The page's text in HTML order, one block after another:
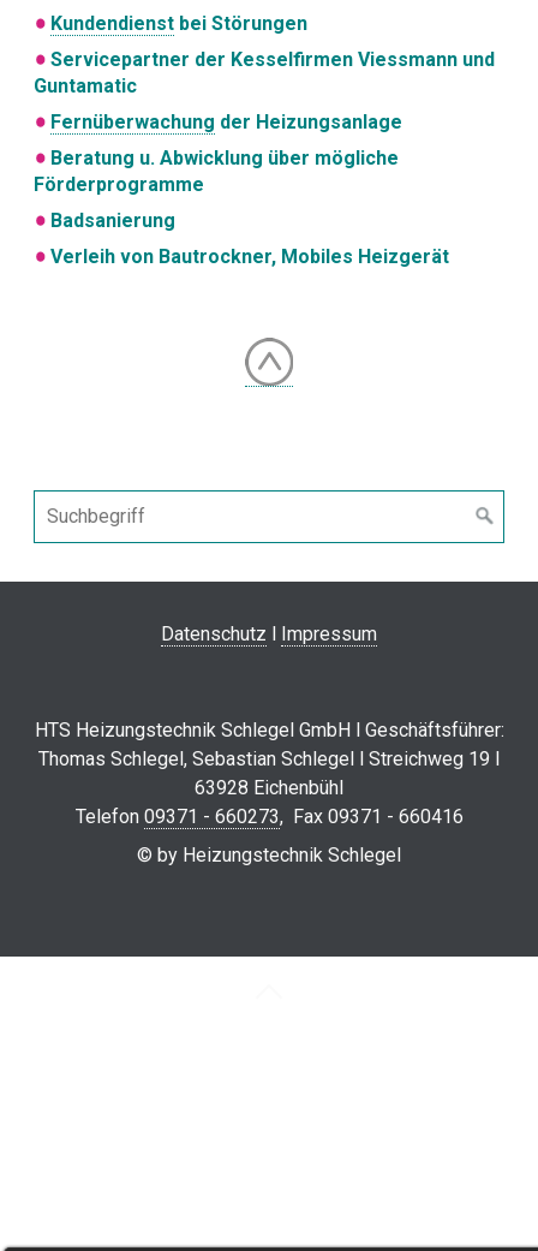
Kundendienst bei Störungen
Servicepartner der Kesselfirmen Viessmann und
Guntamatic
Fernüberwachung der Heizungsanlage
Beratung u. Abwicklung über mögliche
Förderprogramme
Badsanierung
Verleih von Bautrockner, Mobiles Heizgerät
Datenschutz l Impressum
HTS Heizungstechnik Schlegel GmbH l Geschäftsführer:
Thomas Schlegel, Sebastian Schlegel l Streichweg 19 l
63928 Eichenbühl
Telefon 09371 - 660273, Fax 09371 - 660416
© by Heizungstechnik Schlegel